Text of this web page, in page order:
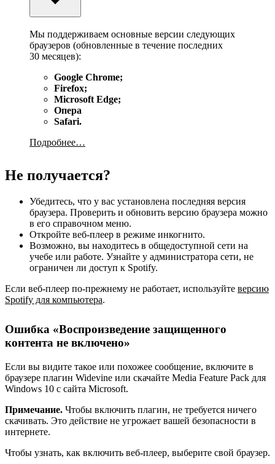
Мы поддерживаем основные версии следующих
браузеров (обновленные в течение последних
30 месяцев):
Google Chrome;
Firefox;
Microsoft Edge;
Опера
Safari.
Подробнее…
Не получается?
Убедитесь, что у вас установлена последняя версия
браузера. Проверить и обновить версию браузера можно
в его справочном меню.
Откройте веб-плеер в режиме инкогнито.
Возможно, вы находитесь в общедоступной сети на
учебе или работе. Узнайте у администратора сети, не
ограничен ли доступ к Spotify.
Если веб-плеер по-прежнему не работает, используйте версию
Spotify для компьютера.
Ошибка «Воспроизведение защищенного
контента не включено»
Если вы видите такое или похожее сообщение, включите в
браузере плагин Widevine или скачайте Media Feature Pack для
Windows 10 с сайта Microsoft.
Примечание. Чтобы включить плагин, не требуется ничего
скачивать. Это действие не угрожает вашей безопасности в
интернете.
Чтобы узнать, как включить веб-плеер, выберите свой браузер.